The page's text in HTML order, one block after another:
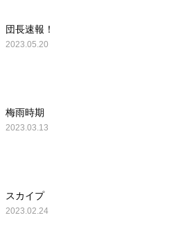
団長速報！
2023.05.20
梅雨時期
2023.03.13
スカイプ
2023.02.24